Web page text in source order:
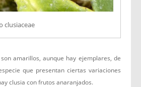
clusiaceae
amarillos, aunque hay ejemplares, de
que presentan ciertas variaciones
clusia con frutos anaranjados.